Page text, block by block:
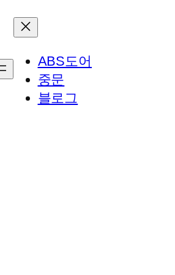
ABS도어
중문
블로그